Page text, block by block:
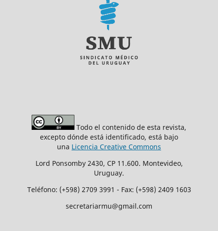
Todo el contenido de esta revista,
excepto dónde está identificado, está bajo
una Licencia Creative Commons
Lord Ponsomby 2430, CP 11.600. Montevideo,
Uruguay.
Teléfono: (+598) 2709 3991 - Fax: (+598) 2409 1603
secretariarmu@gmail.com